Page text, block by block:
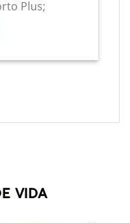
Plus;
VIDA